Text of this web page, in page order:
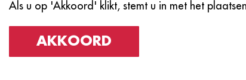
Als u op 'Akkoord' klikt, stemt u in met het
AKKOORD